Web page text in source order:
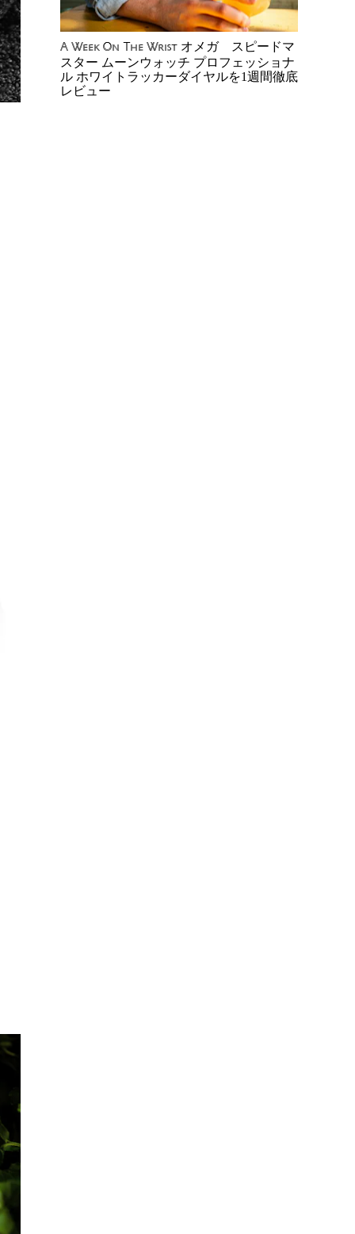
A Week On The Wrist オメガ スピードマ
スター ムーンウォッチ プロフェッショナ
ル ホワイトラッカーダイヤルを1週間徹底
レビュー